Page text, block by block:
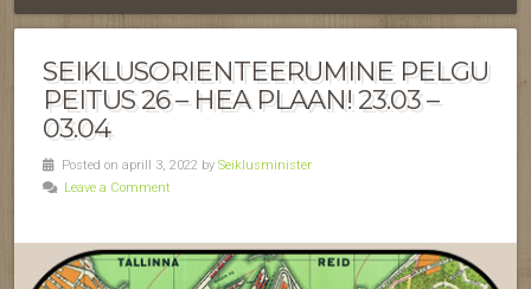
SEIKLUSORIENTEERUMINE PELGU
PEITUS 26 – HEA PLAAN! 23.03 –
03.04
Posted on aprill 3, 2022 by Seiklusminister
Leave a Comment